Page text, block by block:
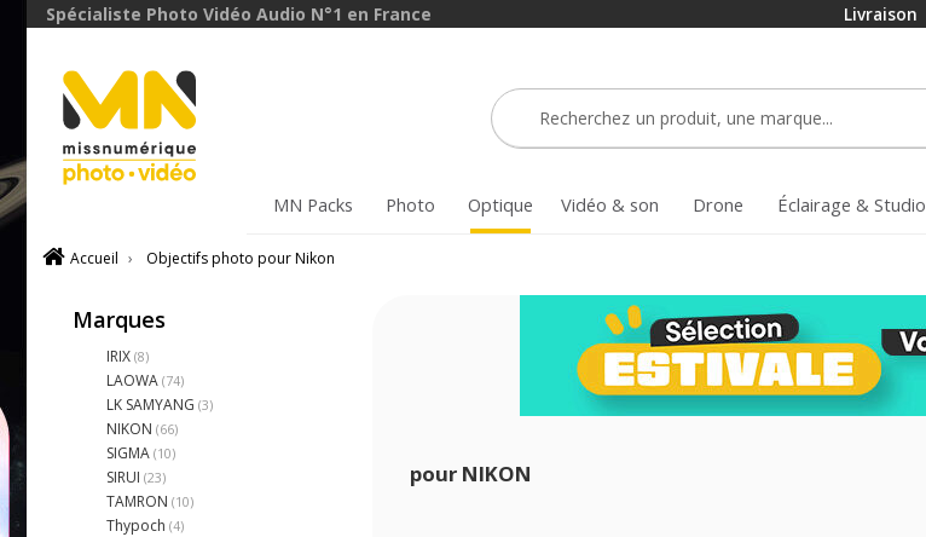
Spécialiste Photo Vidéo Audio N°1 en France Livraison
MN Packs Photo Optique Vidéo & son Drone Éclairage & Studio
Accueil › Objectifs photo pour Nikon
Marques
IRIX (8)
LAOWA (74)
LK SAMYANG (3)
NIKON (66)
SIGMA (10)
SIRUI (23)
TAMRON (10)
Thypoch (4)
pour NIKON